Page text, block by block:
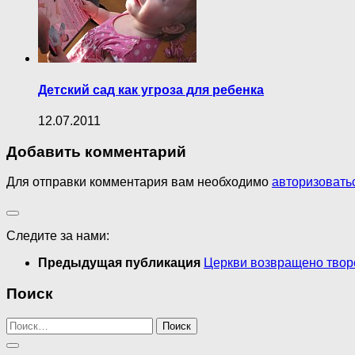
Детский сад как угроза для ребенка
12.07.2011
Добавить комментарий
Для отправки комментария вам необходимо
Следите за нами:
Предыдущая публикация Церкви возвращено
Поиск
Найти: